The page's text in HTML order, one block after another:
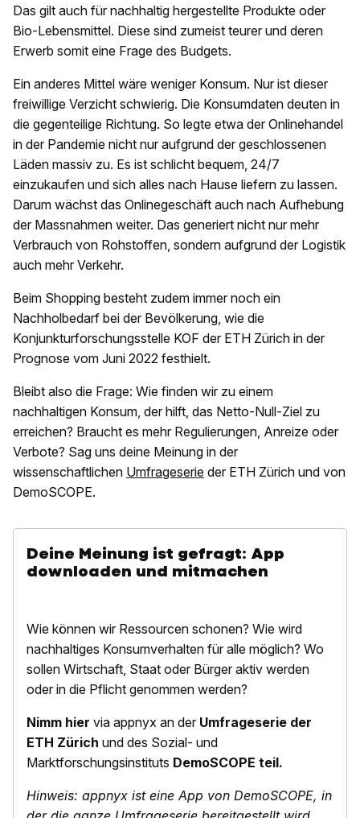
Das gilt auch für nachhaltig hergestellte Produkte oder
Bio-Lebensmittel. Diese sind zumeist teurer und deren
Erwerb somit eine Frage des Budgets.
Ein anderes Mittel wäre weniger Konsum. Nur ist dieser
freiwillige Verzicht schwierig. Die Konsumdaten deuten in
die gegenteilige Richtung. So legte etwa der Onlinehandel
in der Pandemie nicht nur aufgrund der geschlossenen
Läden massiv zu. Es ist schlicht bequem, 24/7
einzukaufen und sich alles nach Hause liefern zu lassen.
Darum wächst das Onlinegeschäft auch nach Aufhebung
der Massnahmen weiter. Das generiert nicht nur mehr
Verbrauch von Rohstoffen, sondern aufgrund der Logistik
auch mehr Verkehr.
Beim Shopping besteht zudem immer noch ein
Nachholbedarf bei der Bevölkerung, wie die
Konjunkturforschungsstelle KOF der ETH Zürich in der
Prognose vom Juni 2022 festhielt.
Bleibt also die Frage: Wie finden wir zu einem
nachhaltigen Konsum, der hilft, das Netto-Null-Ziel zu
erreichen? Braucht es mehr Regulierungen, Anreize oder
Verbote? Sag uns deine Meinung in der
wissenschaftlichen Umfrageserie der ETH Zürich und von
DemoSCOPE.
Deine Meinung ist gefragt: App
downloaden und mitmachen
Wie können wir Ressourcen schonen? Wie wird
nachhaltiges Konsumverhalten für alle möglich? Wo
sollen Wirtschaft, Staat oder Bürger aktiv werden
oder in die Pflicht genommen werden?
Nimm hier via appnyx an der Umfrageserie der
ETH Zürich und des Sozial- und
Marktforschungsinstituts DemoSCOPE teil.
Hinweis: appnyx ist eine App von DemoSCOPE, in